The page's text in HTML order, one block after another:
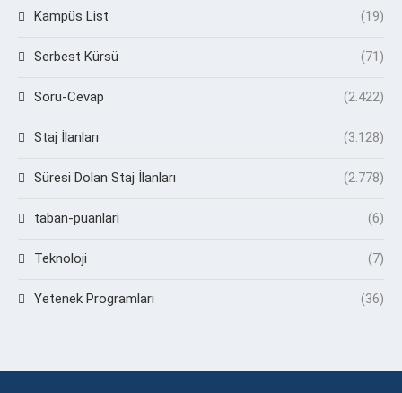
Kampüs List (19)
Serbest Kürsü (71)
Soru-Cevap (2.422)
Staj İlanları (3.128)
Süresi Dolan Staj İlanları (2.778)
taban-puanlari (6)
Teknoloji (7)
Yetenek Programları (36)